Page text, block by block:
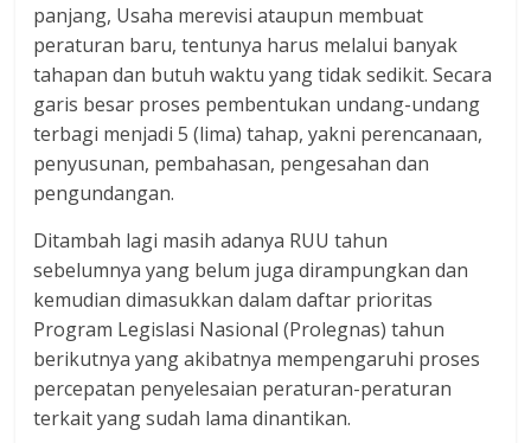
panjang, Usaha merevisi ataupun membuat
peraturan baru, tentunya harus melalui banyak
tahapan dan butuh waktu yang tidak sedikit. Secara
garis besar proses pembentukan undang-undang
terbagi menjadi 5 (lima) tahap, yakni perencanaan,
penyusunan, pembahasan, pengesahan dan
pengundangan.
Ditambah lagi masih adanya RUU tahun
sebelumnya yang belum juga dirampungkan dan
kemudian dimasukkan dalam daftar prioritas
Program Legislasi Nasional (Prolegnas) tahun
berikutnya yang akibatnya mempengaruhi proses
percepatan penyelesaian peraturan-peraturan
terkait yang sudah lama dinantikan.